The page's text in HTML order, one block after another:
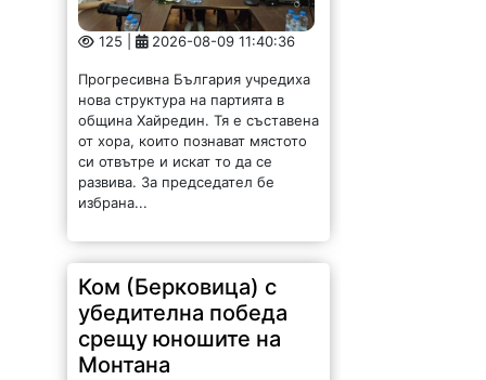
125 | 2026-08-09 11:40:36
Прогресивна България учредиха
нова структура на партията в
община Хайредин. Тя е съставена
от хора, които познават мястото
си отвътре и искат то да се
развива. За председател бе
избрана...
Ком (Берковица) с
убедителна победа
срещу юношите на
Монтана